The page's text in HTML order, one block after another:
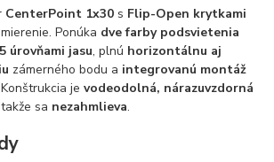
CenterPoint 1x30 s Flip-Open krytkami
Ponúka dve farby podsvietenia
5 úrovňami jasu, plnú horizontálnu aj
zámerného bodu a integrovanú montáž
jevodeodolná, nárazuvzdorná
sa nezahmlieva.